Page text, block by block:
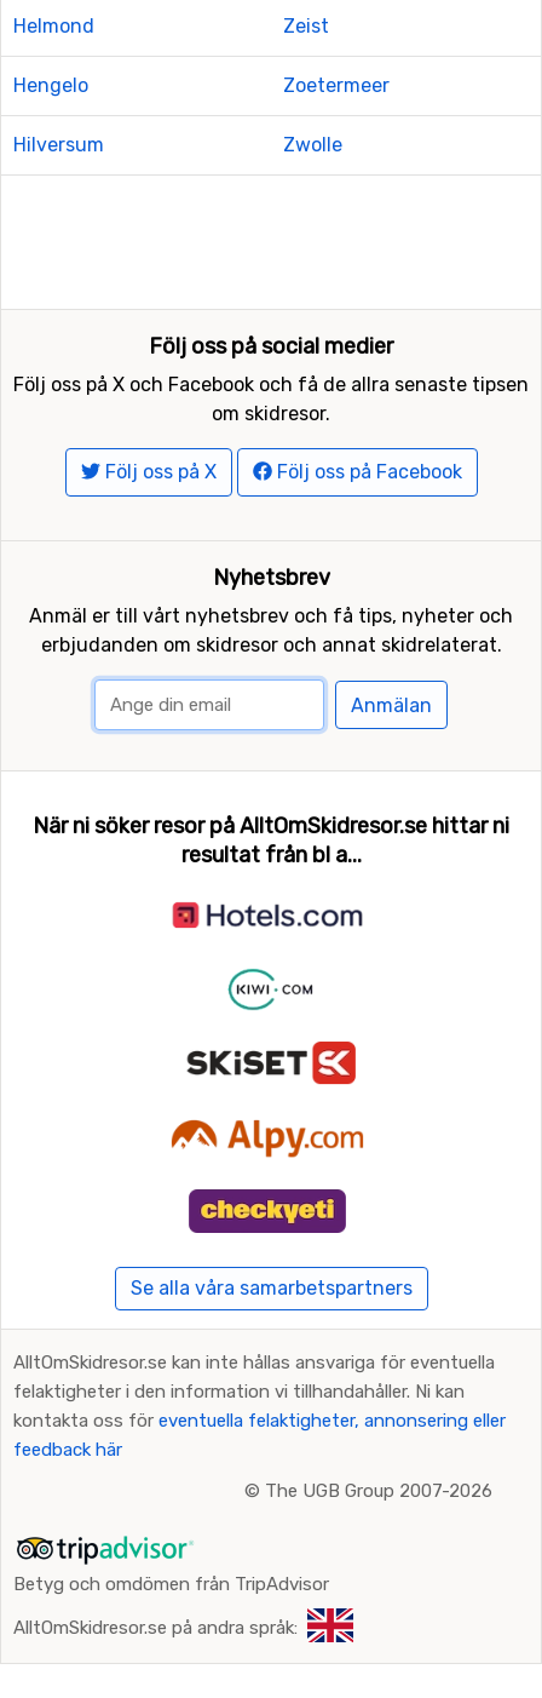
Helmond
Hengelo
Hilversum
Zeist
Zoetermeer
Zwolle
Följ oss på social medier
Följ oss på X och Facebook och få de allra senaste tipsen
om skidresor.
Följ oss på X Följ oss på Facebook
Nyhetsbrev
Anmäl er till vårt nyhetsbrev och få tips, nyheter och
erbjudanden om skidresor och annat skidrelaterat.
Anmälan
När ni söker resor på AlltOmSkidresor.se hittar ni
resultat från bl a...
Se alla våra samarbetspartners
AlltOmSkidresor.se kan inte hållas ansvariga för eventuella
felaktigheter i den information vi tillhandahåller. Ni kan
kontakta oss för eventuella felaktigheter, annonsering eller
feedback här
© The UGB Group 2007-2026
Betyg och omdömen från TripAdvisor
AlltOmSkidresor.se på andra språk: